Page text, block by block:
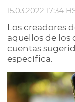
15.03.2022 17:34
Los creadores
aquellos de los
cuentas
específica.